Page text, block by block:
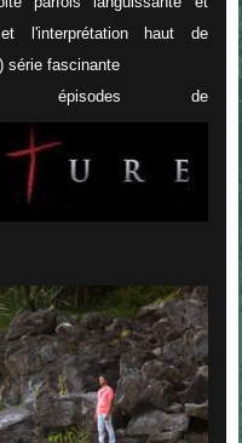
l'interprétation haut de
série fascinante
épisodes de